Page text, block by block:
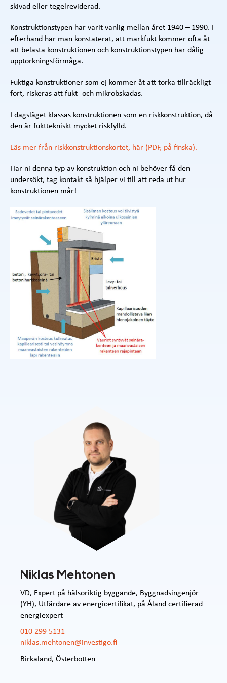
skivad eller tegelreviderad.
Konstruktionstypen har varit vanlig mellan året 1940 – 1990. I
efterhand har man konstaterat, att markfukt kommer ofta åt
att belasta konstruktionen och konstruktionstypen har dålig
upptorkningsförmåga.
Fuktiga konstruktioner som ej kommer åt att torka tillräckligt
fort, riskeras att fukt- och mikrobskadas.
I dagsläget klassas konstruktionen som en riskkonstruktion, då
den är fukttekniskt mycket riskfylld.
Läs mer från riskkonstruktionskortet, här (PDF, på finska).
Har ni denna typ av konstruktion och ni behöver få den
undersökt, tag kontakt så hjälper vi till att reda ut hur
konstruktionen mår!
Niklas Mehtonen
VD, Expert på hälsoriktig byggande, Byggnadsingenjör
(YH), Utfärdare av energicertifikat, på Åland certifierad
energiexpert
010 299 5131
niklas.mehtonen@investigo.fi
Birkaland, Österbotten